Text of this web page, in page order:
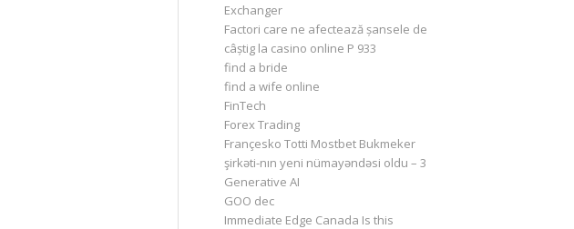
Exchanger
Factori care ne afectează șansele de
câștig la casino online P 933
find a bride
find a wife online
FinTech
Forex Trading
Françesko Totti Mostbet Bukmeker
şirkəti-nın yeni nümayəndəsi oldu – 3
Generative AI
GOO dec
Immediate Edge Canada Is this